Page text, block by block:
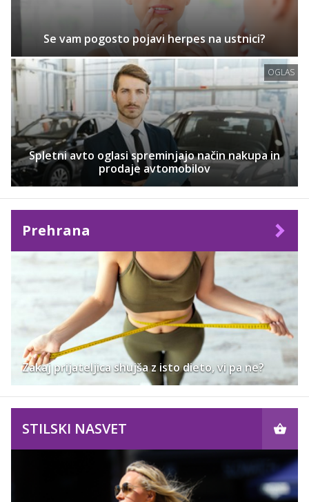
Se vam pogosto pojavi herpes na ustnici?
OGLAS
Spletni avto oglasi spreminjajo način nakupa in
prodaje avtomobilov
Prehrana
Zakaj prijateljica shujša z isto dieto, vi pa ne?
STILSKI NASVET